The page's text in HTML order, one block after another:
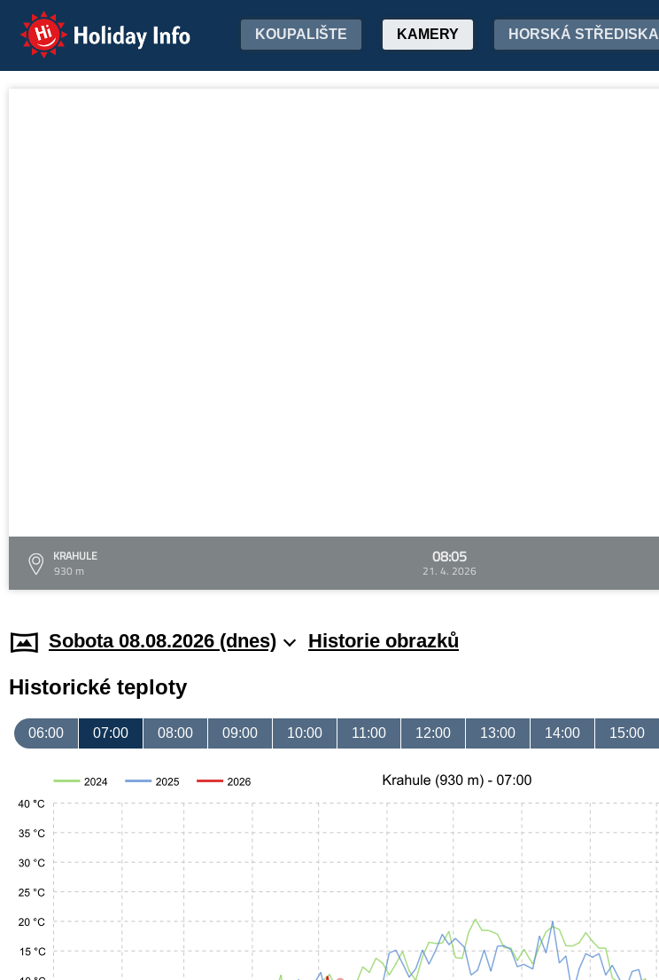
Holiday Info KOUPALIŠTE KAMERY HORSKÁ STŘEDISKA
KRAHULE
930 m
08:05
21. 4. 2026
Sobota 08.08.2026 (dnes) Historie obrazků
Historické teploty
06:00 07:00 08:00 09:00 10:00 11:00 12:00 13:00 14:00 15:00